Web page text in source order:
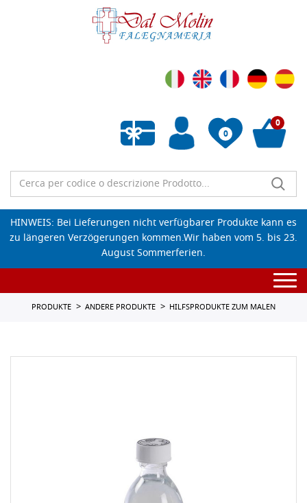
0
Wunschliste leeren
0
HINWEIS: Bei Lieferungen nicht verfügbarer Produkte kann es
zu längeren Verzögerungen kommen.Wir haben vom 5. bis 23.
August Sommerferien.
PRODUKTE ANDERE PRODUKTE HILFSPRODUKTE ZUM MALEN